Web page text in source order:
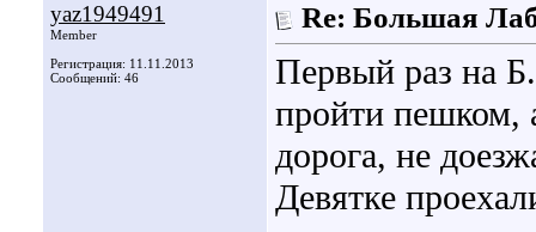
yaz1949491
Member
Регистрация: 11.11.2013
Сообщений: 46
Re: Большая
Первый раз на
пройти пешком,
дорога, не
Девятке